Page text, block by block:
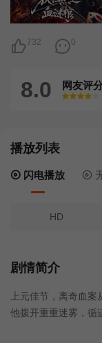
732 0
8.0 网友评
很差
较差还行推荐力荐
播放列表
闪电播放
HD
剧情简介
上元佳节，离奇血
他拨开重重迷雾，循
执念，终将契丹内